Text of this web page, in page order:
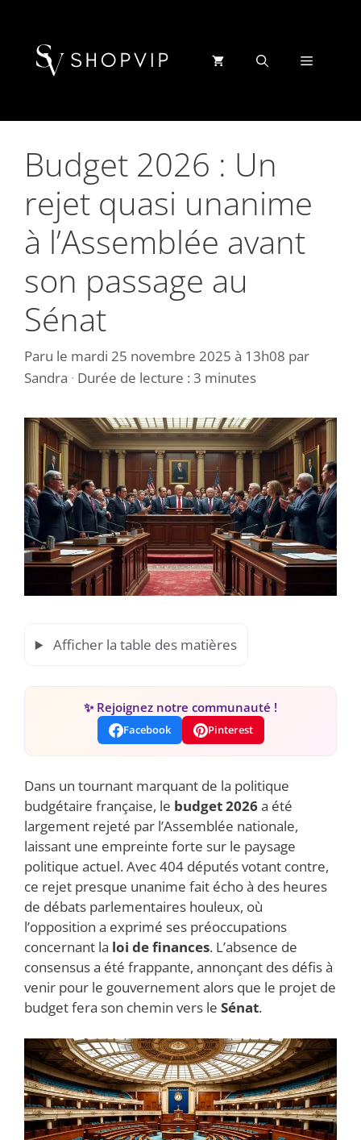
contenu
Menu
Budget 2026 : Un
rejet quasi unanime
à l’Assemblée avant
son passage au
Sénat
Paru le mardi 25 novembre 2025 à 13h08 par
Sandra · Durée de lecture : 3 minutes
Afficher la table des matières
✨ Rejoignez notre communauté !
Facebook Pinterest
Dans un tournant marquant de la politique
budgétaire française, le budget 2026a été
largement rejeté par l’Assemblée nationale,
laissant une empreinte forte sur le paysage
politique actuel. Avec 404 députés votant contre,
ce rejet presque unanime fait écho à des heures
de débats parlementaires houleux, où
l’opposition a exprimé ses préoccupations
concernant la loi de finances. L’absence de
consensus a été frappante, annonçant des défis à
venir pour le gouvernement alors que le projet de
budget fera son chemin vers le Sénat.